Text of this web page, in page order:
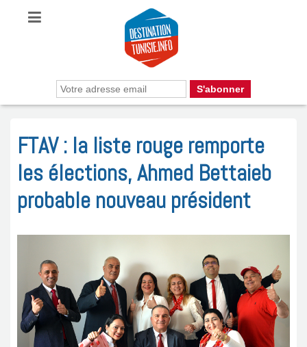
FTAV : la liste rouge remporte
les élections, Ahmed Bettaieb
probable nouveau président